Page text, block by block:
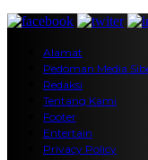
Alamat
Pedoman Media
Redaksi
Tentang Kami
Footer
Entertain
Privacy Policy